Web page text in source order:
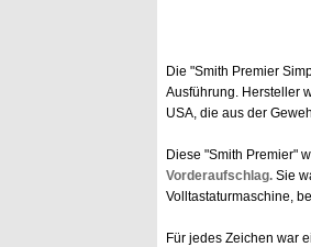
Die "Smith Premier
Ausführung. Hersteller
USA, die aus der
Diese "Smith Premier"
Vorderaufschlag. Sie
Volltastaturmaschine,
Für jedes Zeichen war